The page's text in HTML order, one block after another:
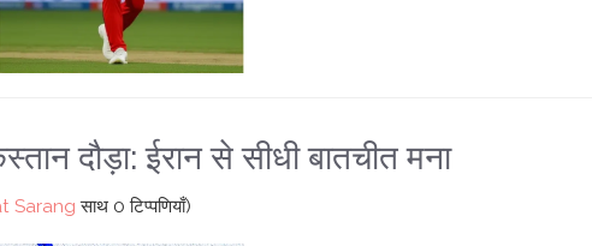
दौड़ा: ईरान से सीधी बातचीत मना
Sarang साथ 0 टिप्पणियाँ)